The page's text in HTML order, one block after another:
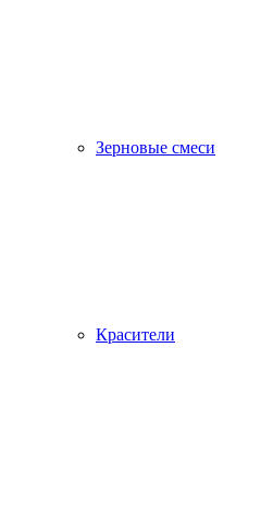
Зерновые смеси
Красители